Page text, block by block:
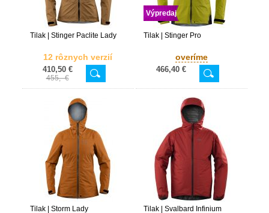
Tilak | Stinger Paclite Lady
12 rôznych verzií
410,50 €
455,- €
Výpredaj
Tilak | Stinger Pro
overíme
466,40 €
Tilak | Storm Lady Tilak | Svalbard Infinium